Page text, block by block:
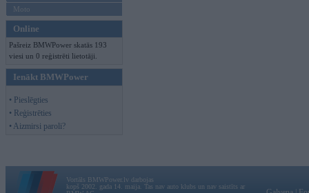
Moto
Online
Pašreiz BMWPower skatās 193
viesi un 0 reģistrēti lietotāji.
Ienākt BMWPower
• Pieslēgties
• Reģistrēties
• Aizmirsi paroli?
Vortāls BMWPower.lv darbojas
kopš 2002. gada 14. maija. Tas nav auto klubs un nav saistīts ar